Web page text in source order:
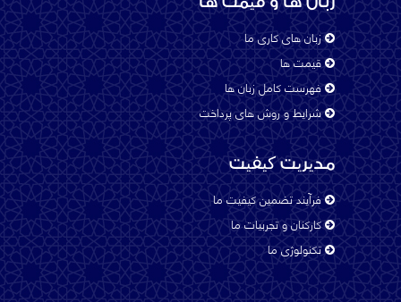
Kurdish
Malayalam
Pashto
Russian
زبان های کاری ما
قیمت ها
فهرست کامل زبان ها
شرایط و روش های پرداخت
مدیریت کیفیت
فرآیند تضمین کیفیت ما
کارکنان و تجربیات ما
تکنولوژی ما